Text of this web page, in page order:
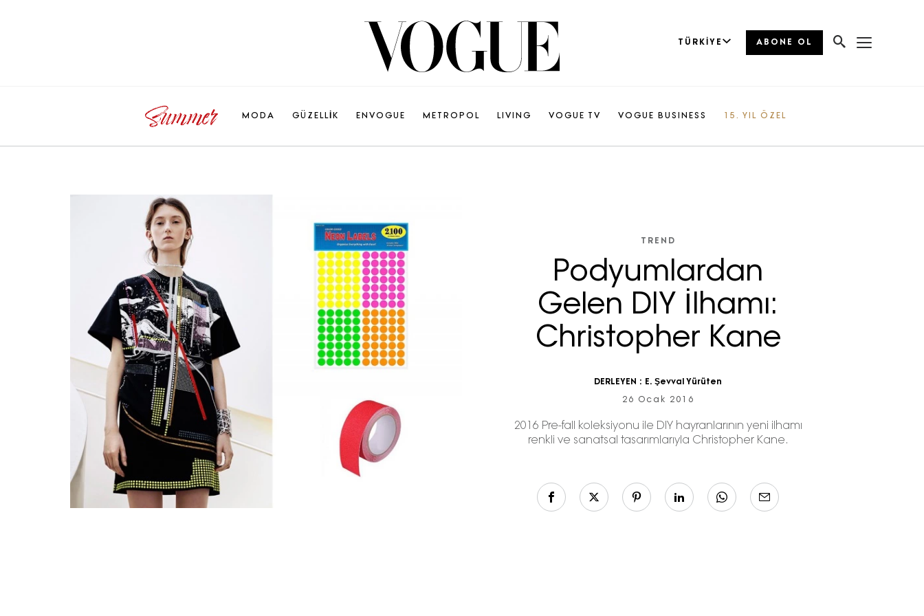
TÜRKIYE ABONE OL
MODA GÜZELLİK ENVOGUE METROPOL LIVING VOGUE TV VOGUE BUSINESS 15. YIL ÖZEL
TREND
Podyumlardan
Gelen DIY İlhamı:
Christopher Kane
DERLEYEN : E. Şevval Yürüten
26 Ocak 2016
2016 Pre-fall koleksiyonu ile DIY hayranlarının yeni ilhamı
renkli ve sanatsal tasarımlarıyla Christopher Kane.